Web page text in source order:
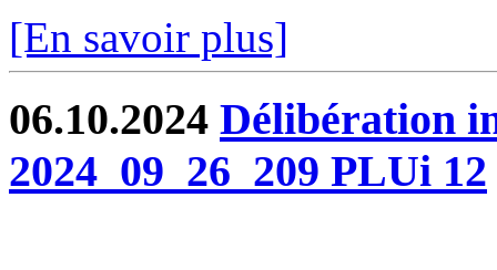
[En savoir plus]
06.10.2024 Délibération
2024_09_26_209 PLUi 12